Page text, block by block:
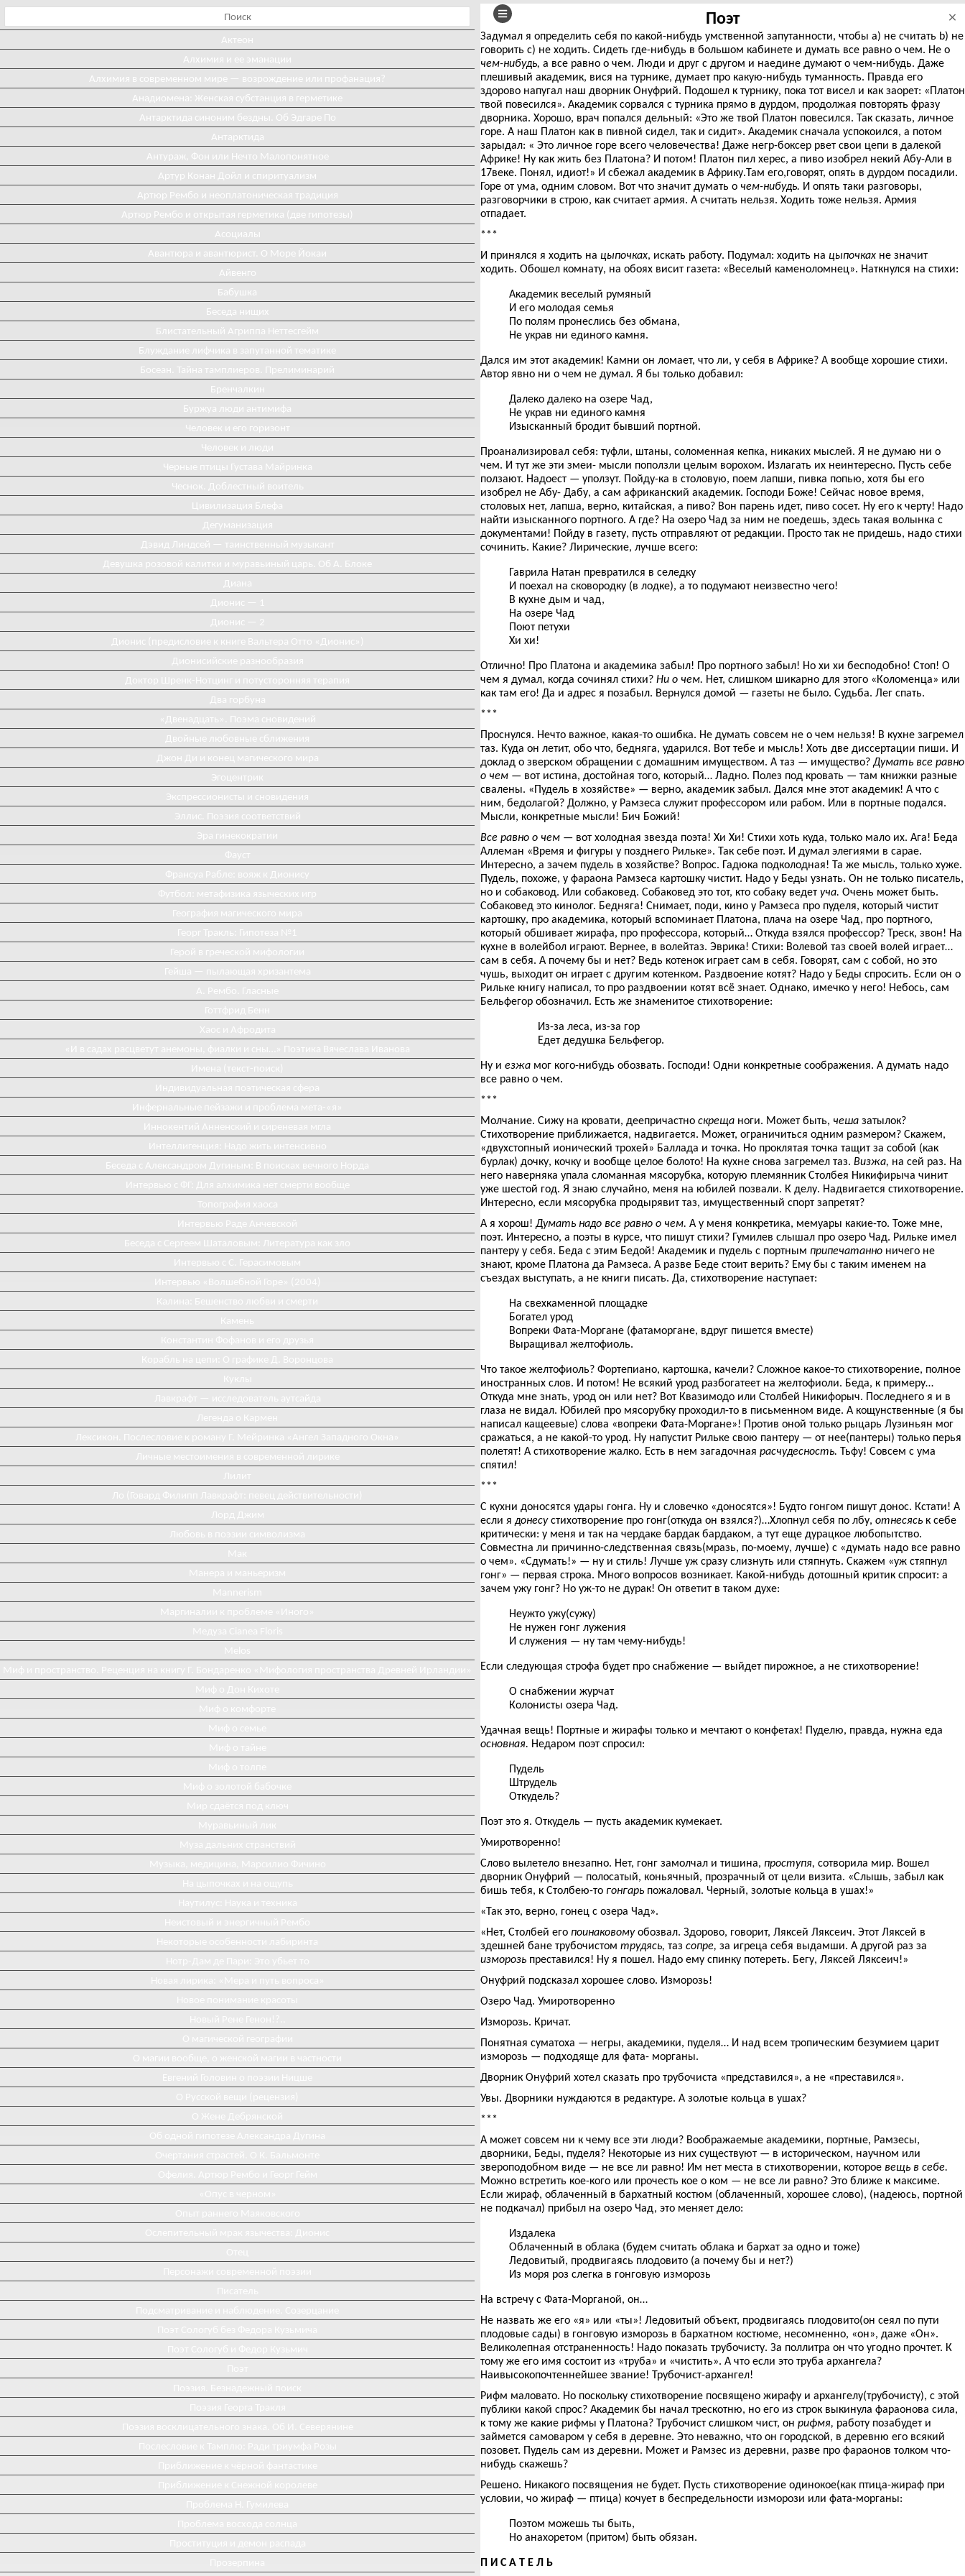
Актеон
Алхимия и ее эманации
Алхимия в современном мире — возрождение или профанация?
Анадиомена: Женская субстанция в герметике
Антарктида синоним бездны. Об Эдгаре По
Антарктида
Антураж, Фон или Нечто Малопонятное
Артур Конан Дойл и спиритуализм
Артюр Рембо и неоплатоническая традиция
Артюр Рембо и открытая герметика (две гипотезы)
Асоциалы
Авантюра и авантюрист. О Море Йокаи
Айвенго
Бабушка
Беседа нищих
Блистательный Агриппа Неттесгейм
Блуждание лифчика в запутанной тематике
Босеан. Тайна тамплиеров. Прелиминарий
Бренчалкин
Буржуа люди антимифа
Человек и его горизонт
Человек и люди
Черные птицы Густава Майринка
Чеснок. Доблестный воитель
Цивилизация Блефа
Дегуманизация
Дэвид Линдсей — таинственный музыкант
Девушка розовой калитки и муравьиный царь. Об А. Блоке
Диана
Диониc — 1
Дионис — 2
Дионис (предисловие к книге Вальтера Отто «Дионис»)
Дионисийские разнообразия
Доктор Шренк-Нотцинг и потусторонняя терапия
Два горбуна
«Двенадцать». Поэма сновидений
Двойные любовные сближения
Джон Ди и конец магического мира
Эгоцентрик
Экспрессионисты и сновидения
Эллис. Поэзия соответствий
Эра гинекократии
Фауст
×
Поэт
Задумал я определить себя по какой-нибудь умственной запутанности, чтобы a) не считать b) не
говорить c) не ходить. Сидеть где-нибудь в большом кабинете и думать все равно о чем. Не о
чем-нибудь, а все равно о чем. Люди и друг с другом и наедине думают о чем-нибудь. Даже
плешивый академик, вися на турнике, думает про какую-нибудь туманность. Правда его
здорово напугал наш дворник Онуфрий. Подошел к турнику, пока тот висел и как заорет: «Платон
твой повесился». Академик сорвался с турника прямо в дурдом, продолжая повторять фразу
дворника. Хорошо, врач попался дельный: «Это же твой Платон повесился. Так сказать, личное
горе. А наш Платон как в пивной сидел, так и сидит». Академик сначала успокоился, а потом
зарыдал: « Это личное горе всего человечества! Даже негр-боксер рвет свои цепи в далекой
Африке! Ну как жить без Платона? И потом! Платон пил херес, а пиво изобрел некий Абу-Али в
17веке. Понял, идиот!» И сбежал академик в Африку.Там его,говорят, опять в дурдом посадили.
Горе от ума, одним словом. Вот что значит думать о чем-нибудь. И опять таки разговоры,
разговорчики в строю, как считает армия. А считать нельзя. Ходить тоже нельзя. Армия
отпадает.
***
И принялся я ходить на цыпочках, искать работу. Подумал: ходить на цыпочках не значит
ходить. Обошел комнату, на обоях висит газета: «Веселый каменоломнец». Наткнулся на стихи:
Академик веселый румяный
И его молодая семья
По полям пронеслись без обмана,
Не украв ни единого камня.
Дался им этот академик! Камни он ломает, что ли, у себя в Африке? А вообще хорошие стихи.
Автор явно ни о чем не думал. Я бы только добавил:
Далеко далеко на озере Чад,
Не украв ни единого камня
Изысканный бродит бывший портной.
Проанализировал себя: туфли, штаны, соломенная кепка, никаких мыслей. Я не думаю ни о
чем. И тут же эти змеи- мысли поползли целым ворохом. Излагать их неинтересно. Пусть себе
ползают. Надоест — уползут. Пойду-ка в столовую, поем лапши, пивка попью, хотя бы его
изобрел не Абу- Дабу, а сам африканский академик. Господи Боже! Сейчас новое время,
столовых нет, лапша, верно, китайская, а пиво? Вон парень идет, пиво сосет. Ну его к черту! Надо
найти изысканного портного. А где? На озеро Чад за ним не поедешь, здесь такая волынка с
документами! Пойду в газету, пусть отправляют от редакции. Просто так не придешь, надо стихи
сочинить. Какие? Лирические, лучше всего:
Гаврила Натан превратился в селедку
И поехал на сковородку (в лодке), а то подумают неизвестно чего!
В кухне дым и чад,
На озере Чад
Поют петухи
Хи хи!
Отлично! Про Платона и академика забыл! Про портного забыл! Но хи хи бесподобно! Стоп! О
чем я думал, когда сочинял стихи? Ни о чем. Нет, слишком шикарно для этого «Коломенца» или
как там его! Да и адрес я позабыл. Вернулся домой — газеты не было. Судьба. Лег спать.
***
Проснулся. Нечто важное, какая-то ошибка. Не думать совсем не о чем нельзя! В кухне загремел
таз. Куда он летит, обо что, бедняга, ударился. Вот тебе и мысль! Хоть две диссертации пиши. И
доклад о зверском обращении с домашним имуществом. А таз — имущество? Думать все равно
о чем — вот истина, достойная того, который… Ладно. Полез под кровать — там книжки разные
свалены. «Пудель в хозяйстве» — верно, академик забыл. Дался мне этот академик! А что с
ним, бедолагой? Должно, у Рамзеса служит профессором или рабом. Или в портные подался.
Мысли, конкретные мысли! Бич Божий!
Все равно о чем — вот холодная звезда поэта! Хи Хи! Стихи хоть куда, только мало их. Ага! Беда
Аллеман «Время и фигуры у позднего Рильке». Так себе поэт. И думал элегиями в сарае.
Интересно, а зачем пудель в хозяйстве? Вопрос. Гадюка подколодная! Та же мысль, только хуже.
Пудель, похоже, у фараона Рамзеса картошку чистит. Надо у Беды узнать. Он не только писатель,
но и собаковод. Или собаковед. Собаковед это тот, кто собаку ведет уча. Очень может быть.
Собаковед это кинолог. Бедняга! Снимает, поди, кино у Рамзеса про пуделя, который чистит
картошку, про академика, который вспоминает Платона, плача на озере Чад, про портного,
который обшивает жирафа, про профессора, который… Откуда взялся профессор? Треск, звон! На
кухне в волейбол играют. Вернее, в волейтаз. Эврика! Стихи: Волевой таз своей волей играет…
сам в себя. А почему бы и нет? Ведь котенок играет сам в себя. Говорят, сам с собой, но это
чушь, выходит он играет с другим котенком. Раздвоение котят? Надо у Беды спросить. Если он о
Рильке книгу написал, то про раздвоении котят всё знает. Однако, имечко у него! Небось, сам
Бельфегор обозначил. Есть же знаменитое стихотворение:
Из-за леса, из-за гор
Едет дедушка Бельфегор.
Ну и езжа мог кого-нибудь обозвать. Господи! Одни конкретные соображения. А думать надо
все равно о чем.
***
Молчание. Сижу на кровати, деепричастно скреща ноги. Может быть, чеша затылок?
Стихотворение приближается, надвигается. Может, ограничиться одним размером? Скажем,
«двухстопный ионический трохей» Баллада и точка. Но проклятая точка тащит за собой (как
бурлак) дочку, кочку и вообще целое болото! На кухне снова загремел таз. Визжа, на сей раз. На
него наверняка упала сломанная мясорубка, которую племянник Столбея Никифирыча чинит
уже шестой год. Я знаю случайно, меня на юбилей позвали. К делу. Надвигается стихотворение.
Интересно, если мясорубка продырявит таз, имущественный спорт запретят?
А я хорош! Думать надо все равно о чем. А у меня конкретика, мемуары какие-то. Тоже мне,
поэт. Интересно, а поэты в курсе, что пишут стихи? Гумилев слышал про озеро Чад. Рильке имел
пантеру у себя. Беда с этим Бедой! Академик и пудель с портным припечатанно ничего не
знают, кроме Платона да Рамзеса. А разве Беде стоит верить? Ему бы с таким именем на
съездах выступать, а не книги писать. Да, стихотворение наступает:
На свехкаменной площадке
Богател урод
Вопреки Фата-Моргане (фатаморгане, вдруг пишется вместе)
Выращивал желтофиоль.
Что такое желтофиоль? Фортепиано, картошка, качели? Сложное какое-то стихотворение, полное
иностранных слов. И потом! Не всякий урод разбогатеет на желтофиоли. Беда, к примеру…
Откуда мне знать, урод он или нет? Вот Квазимодо или Столбей Никифорыч. Последнего я и в
глаза не видал. Юбилей про мясорубку проходил-то в письменном виде. А кощунственные (я бы
написал кащеевые) слова «вопреки Фата-Моргане»! Против оной только рыцарь Лузиньян мог
сражаться, а не какой-то урод. Ну напустит Рильке свою пантеру — от нее(пантеры) только перья
полетят! А стихотворение жалко. Есть в нем загадочная расчудесность. Тьфу! Совсем с ума
спятил!
***
С кухни доносятся удары гонга. Ну и словечко «доносятся»! Будто гонгом пишут донос. Кстати! А
если я донесустихотворение про гонг(откуда он взялся?)…Хлопнул себя по лбу, отнесясь к себе
критически: у меня и так на чердаке бардак бардаком, а тут еще дурацкое любопытство.
Совместна ли причинно-следственная связь(мразь, по-моему, лучше) с «думать надо все равно
о чем». «Сдумать!» — ну и стиль! Лучше уж сразу слизнуть или стяпнуть. Скажем «уж стяпнул
гонг» — первая строка. Много вопросов возникает. Какой-нибудь дотошный критик спросит: а
зачем ужу гонг? Но уж-то не дурак! Он ответит в таком духе:
Неужто ужу(сужу)
Не нужен гонг лужения
И служения — ну там чему-нибудь!
Если следующая строфа будет про снабжение — выйдет пирожное, а не стихотворение!
О снабжении журчат
Колонисты озера Чад.
Удачная вещь! Портные и жирафы только и мечтают о конфетах! Пуделю, правда, нужна еда
основная. Недаром поэт спросил:
Пудель
Штрудель
Откудель?
Поэт это я. Откудель — пусть академик кумекает.
Умиротворенно!
Слово вылетело внезапно. Нет, гонг замолчал и тишина, проступя, сотворила мир. Вошел
дворник Онуфрий — полосатый, коньячный, прозрачный от цели визита. «Слышь, забыл как
бишь тебя, к Столбею-то гонгарь пожаловал. Черный, золотые кольца в ушах!»
«Так это, верно, гонец с озера Чад».
«Нет, Столбей его поинаковомуобозвал. Здорово, говорит, Ляксей Ляксеич. Этот Ляксей в
здешней бане трубочистом трудясь, таз сопре, за игреца себя выдамши. А другой раз за
изморозь преставился! Ну я пошел. Надо ему спинку потереть. Бегу, Ляксей Ляксеич!»
Онуфрий подсказал хорошее слово. Изморозь!
Озеро Чад. Умиротворенно
Изморозь. Кричат.
Понятная суматоха — негры, академики, пуделя… И над всем тропическим безумием царит
изморозь — подходяще для фата- морганы.
Дворник Онуфрий хотел сказать про трубочиста «представился», а не «преставился».
Увы. Дворники нуждаются в редактуре. А золотые кольца в ушах?
***
А может совсем ни к чему все эти люди? Воображаемые академики, портные, Рамзесы,
дворники, Беды, пуделя? Некоторые из них существуют — в историческом, научном или
звероподобном виде — не все ли равно! Им нет места в стихотворении, которое вещь в себе.
Можно встретить кое-кого или прочесть кое о ком — не все ли равно? Это ближе к максиме.
Если жираф, облаченный в бархатный костюм (облаченный, хорошее слово), (надеюсь, портной
не подкачал) прибыл на озеро Чад, это меняет дело:
Издалека
Облаченный в облака (будем считать облака и бархат за одно и тоже)
Ледовитый, продвигаясь плодовито (а почему бы и нет?)
Из моря роз слегка в гонговую изморозь
На встречу с Фата-Морганой, он…
Не назвать же его «я» или «ты»! Ледовитый объект, продвигаясь плодовито(он сеял по пути
плодовые сады) в гонговую изморозь в бархатном костюме, несомненно, «он», даже «Он».
Великолепная отстраненность! Надо показать трубочисту. За поллитра он что угодно прочтет. К
тому же его имя состоит из «труба» и «чистить». А что если это труба архангела?
Наивысокопочтеннейшее звание! Трубочист-архангел!
Рифм маловато. Но поскольку стихотворение посвящено жирафу и архангелу(трубочисту), с этой
публики какой спрос? Академик бы начал трескотню, но его из строк выкинула фараонова сила,
к тому же какие рифмы у Платона? Трубочист слишком чист, он рифмя, работу позабудет и
займется самоваром у себя в деревне. Это неважно, что он городской, в деревню его всякий
позовет. Пудель сам из деревни. Может и Рамзес из деревни, разве про фараонов толком что-
нибудь скажешь?
Решено. Никакого посвящения не будет. Пусть стихотворение одинокое(как птица-жираф при
условии, чо жираф — птица) кочует в беспредельности изморози или фата-морганы:
Поэтом можешь ты быть,
Но анахоретом (притом) быть обязан.
П И С А Т Е Л Ь